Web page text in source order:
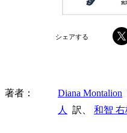
シェアする
著者 Diana Montalion
人
訳、 和智 右